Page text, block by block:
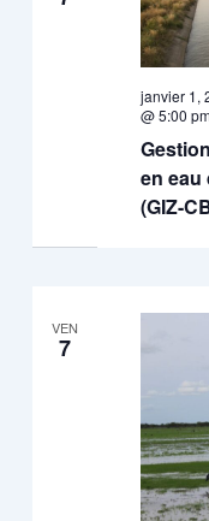
en eau
(GIZ-
janvier 1,
@ 5:00
VEN
7